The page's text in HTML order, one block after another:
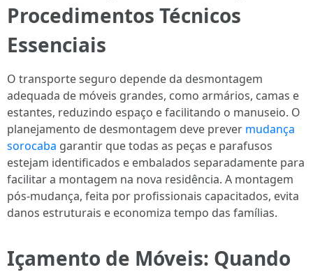
Procedimentos Técnicos
Essenciais
O transporte seguro depende da desmontagem
adequada de móveis grandes, como armários, camas e
estantes, reduzindo espaço e facilitando o manuseio. O
planejamento de desmontagem deve prever mudança
sorocaba garantir que todas as peças e parafusos
estejam identificados e embalados separadamente para
facilitar a montagem na nova residência. A montagem
pós-mudança, feita por profissionais capacitados, evita
danos estruturais e economiza tempo das famílias.
Içamento de Móveis: Quando